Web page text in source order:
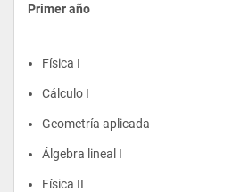
Primer año
Física I
Cálculo I
Geometría aplicada
Álgebra lineal I
Física II